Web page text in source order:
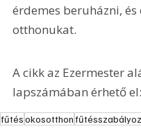
érdemes beruházni, és
otthonukat.
A cikk az Ezermester
lapszámában érhető
fűtésokosotthon